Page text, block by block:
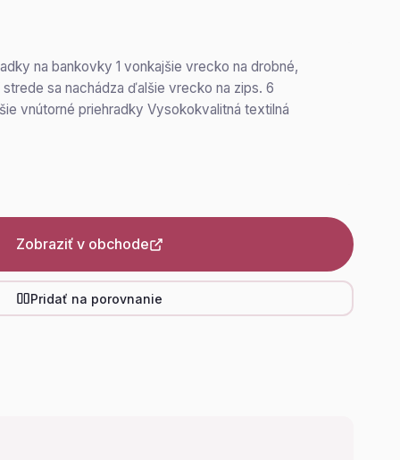
na bankovky 1 vonkajšie vrecko na drobné,
sa nachádza ďalšie vrecko na zips. 6
vnútorné priehradky Vysokokvalitná textilná
Zobraziť v obchode
Pridať na porovnanie